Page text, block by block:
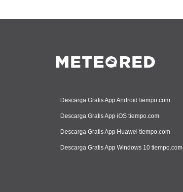
Descarga Gratis App Android tiempo.com
Descarga Gratis App iOS tiempo.com
Descarga Gratis App Huawei tiempo.com
Descarga Gratis App Windows 10 tiempo.com